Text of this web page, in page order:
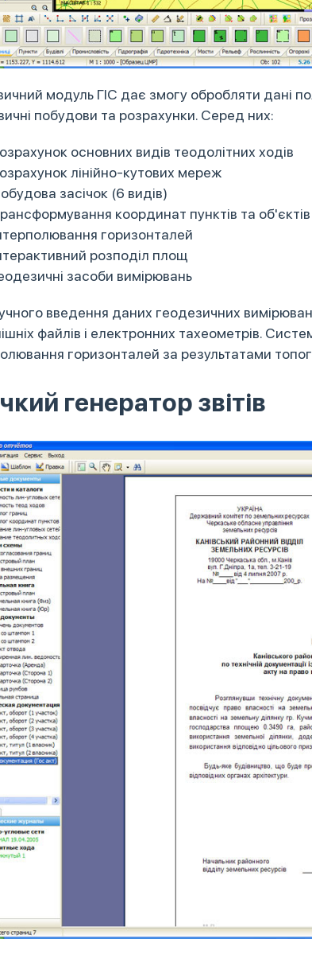
модуль ГІС дає змогу обробляти дані
побудови та розрахунки. Серед них:
основних видів теодолітних ходів
лінійно-кутових мереж
засічок (6 видів)
координат пунктів та об'єктів
горизонталей
розподіл площ
засоби вимірювань
введення даних геодезичних
файлів і електронних тахеометрів.
горизонталей за результатами
генератор звітів